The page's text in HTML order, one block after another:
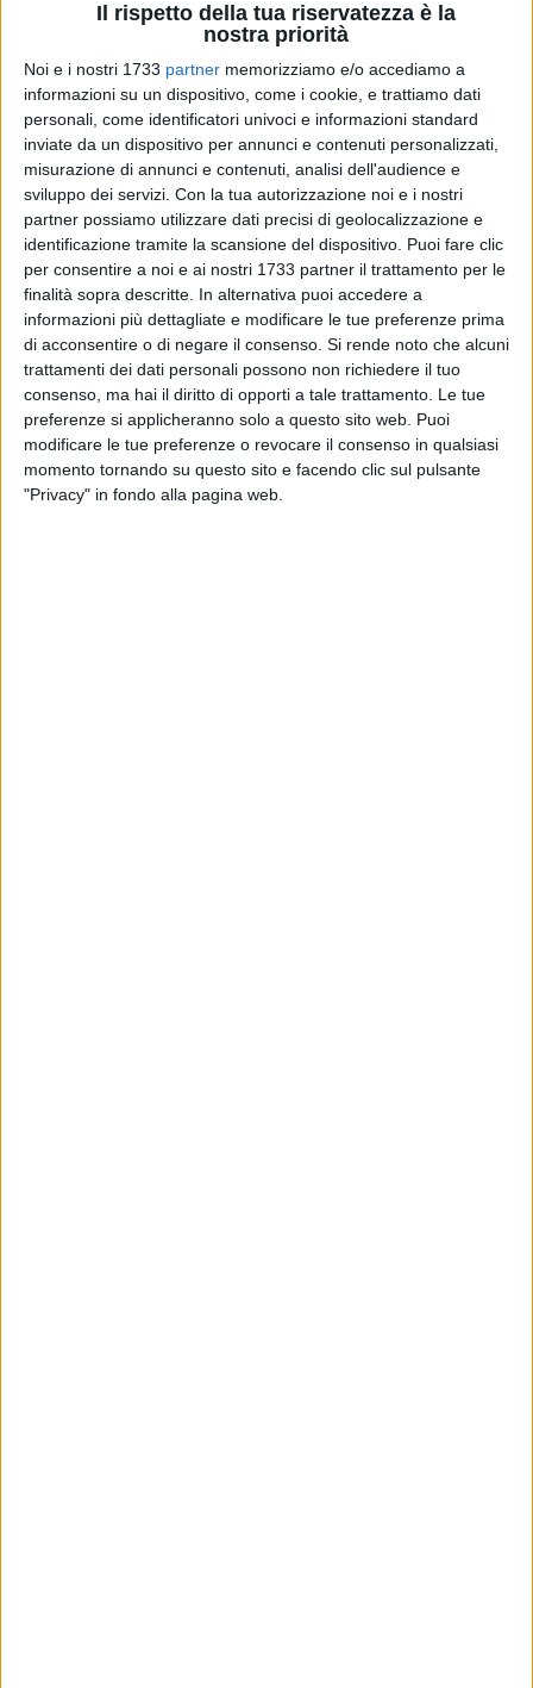
Il rispetto della tua riservatezza è la
nostra priorità
Noi e i nostri 1733 partner memorizziamo e/o accediamo a
informazioni su un dispositivo, come i cookie, e trattiamo dati
personali, come identificatori univoci e informazioni standard
inviate da un dispositivo per annunci e contenuti personalizzati,
misurazione di annunci e contenuti, analisi dell'audience e
sviluppo dei servizi. Con la tua autorizzazione noi e i nostri
partner possiamo utilizzare dati precisi di geolocalizzazione e
identificazione tramite la scansione del dispositivo. Puoi fare clic
per consentire a noi e ai nostri 1733 partner il trattamento per le
finalità sopra descritte. In alternativa puoi accedere a
informazioni più dettagliate e modificare le tue preferenze prima
di acconsentire o di negare il consenso. Si rende noto che alcuni
trattamenti dei dati personali possono non richiedere il tuo
consenso, ma hai il diritto di opporti a tale trattamento. Le tue
preferenze si applicheranno solo a questo sito web. Puoi
modificare le tue preferenze o revocare il consenso in qualsiasi
momento tornando su questo sito e facendo clic sul pulsante
"Privacy" in fondo alla pagina web.
siamo presi l'Europa dopo il periodo più buio della
Tutti, grandi e piccini, si sono riversati per le strade del centro
ed è stata una nottata pazza.
Intanto ciò che resta è una immensa gioia di popolo, di un
popolo che in quella stessa piazza aveva visto l'emblema
del dolore quando il lockdown aveva chiuso tutti in casa. Il
successo azzurro, come spesso capita nel calcio, è anche
una spinta al Paese affinché esca al più presto dall'incubo
Covid.
Siamo Campioni d'Europa nel calcio e quei ragazzi sono
stati degni di una nazione che li ha amati sin dalle
qualificazioni per il gioco brillante espresso.
11 luglio 2021, Pietro Anastasi da lassù lascia il testimone a